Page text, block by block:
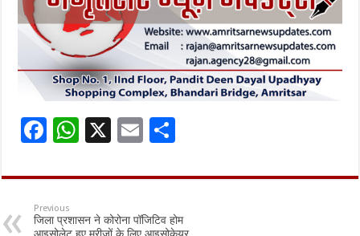
F
e
b
W
at
sA
X
E
ai
l
ar
e
Previous
जिला प्रशासन ने कोरोना पॉजिटिव होम